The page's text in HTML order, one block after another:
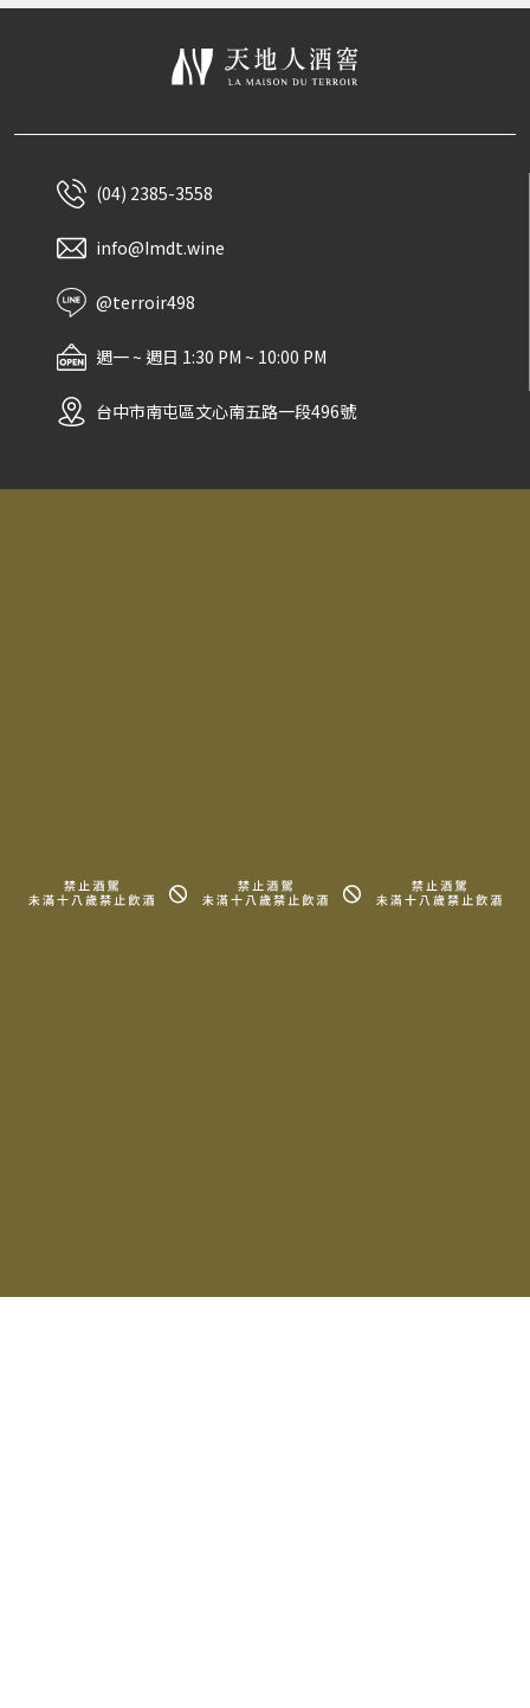
(04) 2385-3558
info@Imdt.wine
@terroir498
週一 ~ 週日 1:30 PM ~ 10:00 PM
台中市南屯區文心南五路一段496號